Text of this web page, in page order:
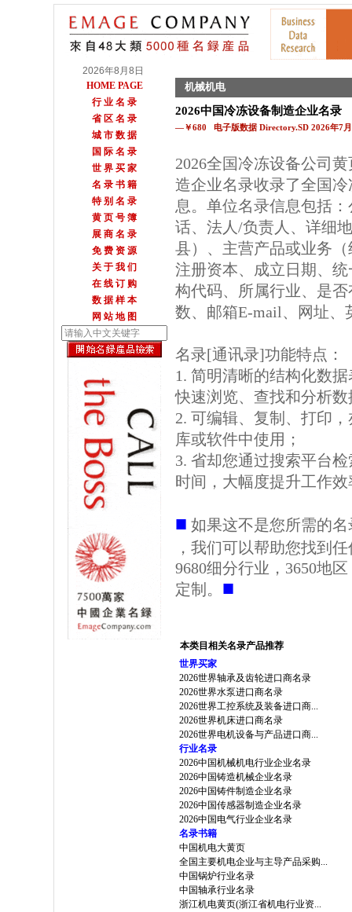
2026年8月8日
HOME PAGE
行 业 名 录
省 区 名 录
城 市 数 据
国 际 名 录
世 界 买 家
名 录 书 籍
特 别 名 录
黄 页 号 簿
展 商 名 录
免 费 资 源
关 于 我 们
在 线 订 购
数 据 样 本
网 站 地 图
机械机电
2026中国冷冻设备制造企业名录
—￥680 电子版数据 Directory.SD 2026年7
2026全国冷冻设备公司
造企业名录收录了全国
息。单位名录信息包括
话、法人/负责人、详细
县）、主营产品或业务
注册资本、成立日期、
构代码、所属行业、是
数、邮箱E-mail、网址、
名录[通讯录]功能特点：
1. 简明清晰的结构化数
快速浏览、查找和分析数
2. 可编辑、复制、打印
库或软件中使用；
3. 省却您通过搜索平台
时间，大幅度提升工作效
■ 如果这不是您所需的
，我们可以帮助您找到
9680细分行业，3650地
定制。 ■
本类目相关名录产品推荐
世界买家
2026世界轴承及齿轮进口商名录
2026世界水泵进口商名录
2026世界工控系统及装备进口商...
2026世界机床进口商名录
2026世界电机设备与产品进口商...
行业名录
2026中国机械机电行业企业名录
2026中国铸造机械企业名录
2026中国铸件制造企业名录
2026中国传感器制造企业名录
2026中国电气行业企业名录
名录书籍
中国机电大黄页
全国主要机电企业与主导产品采购...
中国锅炉行业名录
中国轴承行业名录
浙江机电黄页(浙江省机电行业资...